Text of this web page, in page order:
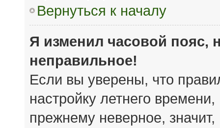
Вернуться к началу
Я изменил часовой пояс,
неправильное!
Если вы уверены, что
настройку летнего
прежнему неверное,